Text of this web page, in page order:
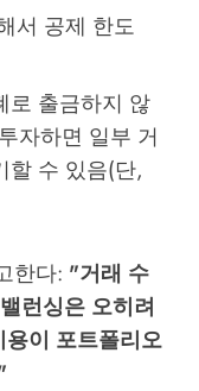
서 공제 한도
로 출금하지 않
자하면 일부 거
할 수 있음(단,
한다: "거래 수
런싱은 오히려
이 포트폴리오